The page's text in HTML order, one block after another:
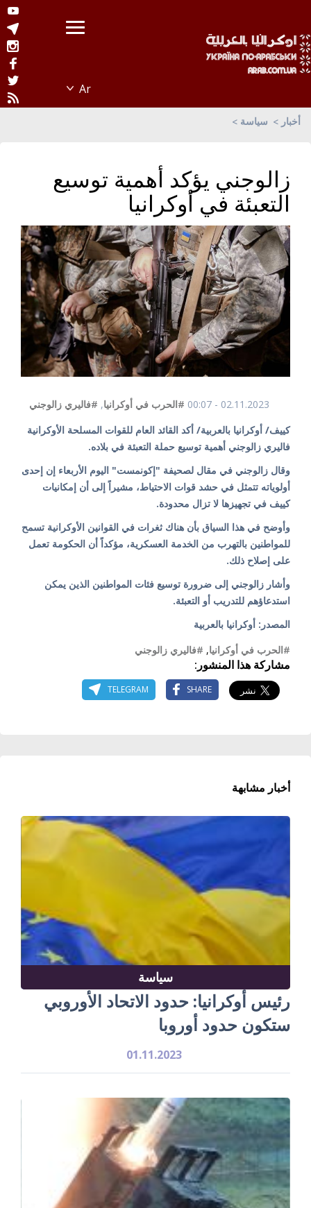
أخبار سياسة
زالوجني يؤكد أهمية توسيع
التعبئة في أوكرانيا
02.11.2023 - 00:07 #الحرب في أوكرانيا, #فاليري زالوجني
كييف/ أوكرانيا بالعربية/ أكد القائد العام للقوات المسلحة الأوكرانية
فاليري زالوجني أهمية توسيع حملة التعبئة في بلاده.
وقال زالوجني في مقال لصحيفة "إكونمست" اليوم الأربعاء إن إحدى
أولوياته تتمثل في حشد قوات الاحتياط، مشيراً إلى أن إمكانيات
كييف في تجهيزها لا تزال محدودة.
وأوضح في هذا السياق بأن هناك ثغرات في القوانين الأوكرانية تسمح
للمواطنين بالتهرب من الخدمة العسكرية، مؤكداً أن الحكومة تعمل
على إصلاح ذلك.
وأشار زالوجني إلى ضرورة توسيع فئات المواطنين الذين يمكن
استدعاؤهم للتدريب أو التعبئة.
المصدر: أوكرانيا بالعربية
#الحرب في أوكرانيا, #فاليري زالوجني
مشاركة هذا المنشور:
SHARE
TELEGRAM
أخبار مشابهة
سياسة
رئيس أوكرانيا: حدود الاتحاد الأوروبي
ستكون حدود أوروبا
01.11.2023